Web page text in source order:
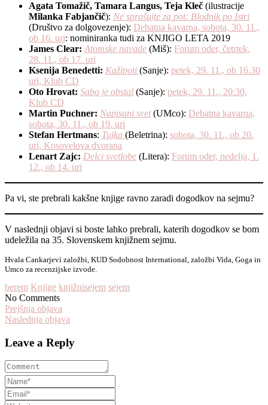
Agata Tomažič, Tamara Langus, Teja Kleč (ilustracije
Milanka Fabjančič): Ne sprašujte za pot: Blodnik po Istri
(Društvo za dolgovezenje): Debatna kavarna, sobota, 30. 11.,
ob 16. uri: nominiranka tudi za KNJIGO LETA 2019
James Clear: Atomske navade (Miš): Forum oder, četrtek,
28. 11., ob 17. uri
Ksenija Benedetti: Kažipoti (Sanje): petek, 29. 11., ob 16.30
uri, Klub CD
Oto Hrovat: Sabo je obstal (Sanje): petek, 29. 11., 20:30,
Klub CD
Martin Puchner: Napisani svet(UMco): Debatna kavarna,
sobota, 30. 11., ob 19. uri
Stefan Hertmans: Tujka (Beletrina): sobota, 30. 11., ob 20.
uri, Kosovelova dvorana
Lenart Zajc: Delci svetlobe (Litera): Forum oder, nedelja, 1.
12., ob 14. uri
Pa vi, ste prebrali kakšne knjige ravno zaradi dogodkov na sejmu?
V naslednji objavi si boste lahko prebrali, katerih dogodkov se bom
udeležila na 35. Slovenskem knjižnem sejmu.
Hvala Cankarjevi založbi, KUD Sodobnost International, založbi Vida, Goga in
Umco za recenzijske izvode.
berem Knjige knjižnisejem sejem
No Comments
Prejšnja objava
Naslednja objava
Leave a Reply